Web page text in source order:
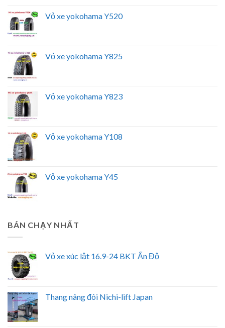
Vỏ xe yokohama Y520
Vỏ xe yokohama Y825
Vỏ xe yokohama Y823
Vỏ xe yokohama Y108
Vỏ xe yokohama Y45
BÁN CHẠY NHẤT
Vỏ xe xúc lật 16.9-24 BKT Ấn Độ
Thang nâng đôi Nichi-lift Japan